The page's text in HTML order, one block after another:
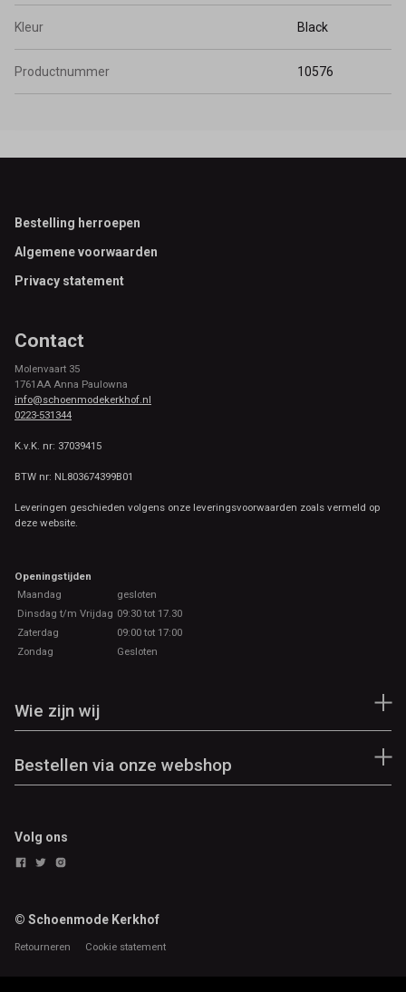
Kleur Black
Productnummer 10576
Footer
Bestelling herroepen
Algemene voorwaarden
Privacy statement
Contact
Molenvaart 35
1761AA Anna Paulowna
info@schoenmodekerkhof.nl
0223-531344
K.v.K. nr: 37039415
BTW nr: NL803674399B01
Leveringen geschieden volgens onze leveringsvoorwaarden zoals vermeld op
deze website.
Openingstijden
Maandag
gesloten
Dinsdag t/m Vrijdag 09:30 tot 17.30
Zaterdag
09:00 tot 17:00
Zondag
Gesloten
Wie zijn wij
Bestellen via onze webshop
Volg ons
© Schoenmode Kerkhof
Retourneren Cookie statement